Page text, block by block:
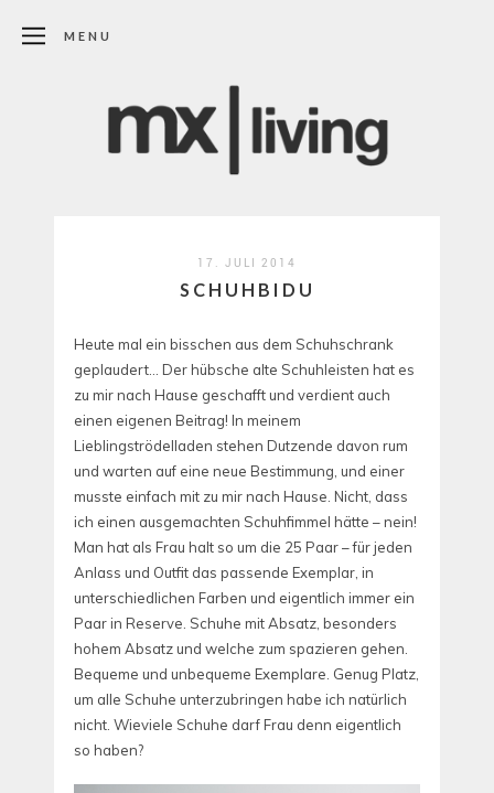
MENU
17. JULI 2014
SCHUHBIDU
Heute mal ein bisschen aus dem Schuhschrank
geplaudert… Der hübsche alte Schuhleisten hat es
zu mir nach Hause geschafft und verdient auch
einen eigenen Beitrag! In meinem
Lieblingströdelladen stehen Dutzende davon rum
und warten auf eine neue Bestimmung, und einer
musste einfach mit zu mir nach Hause. Nicht, dass
ich einen ausgemachten Schuhfimmel hätte – nein!
Man hat als Frau halt so um die 25 Paar – für jeden
Anlass und Outfit das passende Exemplar, in
unterschiedlichen Farben und eigentlich immer ein
Paar in Reserve. Schuhe mit Absatz, besonders
hohem Absatz und welche zum spazieren gehen.
Bequeme und unbequeme Exemplare. Genug Platz,
um alle Schuhe unterzubringen habe ich natürlich
nicht. Wieviele Schuhe darf Frau denn eigentlich
so haben?